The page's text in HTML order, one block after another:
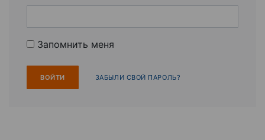
Запомнить меня
ЗАБЫЛИ СВОЙ ПАРОЛЬ?